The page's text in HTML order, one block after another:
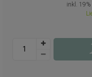
inkl. 19%